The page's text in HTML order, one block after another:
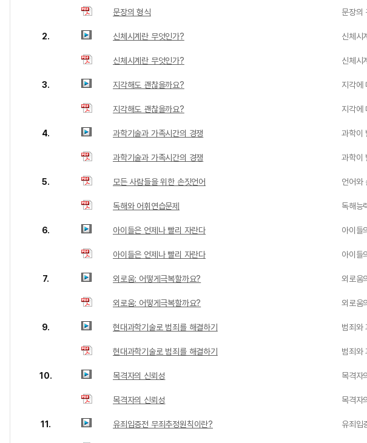
문장의 형식 문장의
2. 신체시계란 무엇인가? 신체시
신체시계란 무엇인가? 신체시
3. 지각해도 괜찮을까요? 지각에
지각해도 괜찮을까요? 지각에
4. 과학기술과 가족시간의 경쟁 과학이
과학기술과 가족시간의 경쟁 과학이
5. 모든 사람들을 위한 손짓언어 언어와
독해와 어휘연습문제 독해능
6. 아이들은 언제나 빨리 자란다 아이들
아이들은 언제나 빨리 자란다 아이들
7. 외로움: 어떻게극복할까요? 외로움
외로움: 어떻게극복할까요? 외로움
9. 현대과학기술로 범죄를 해결하기 범죄와
현대과학기술로 범죄를 해결하기 범죄와
10. 목격자의 신뢰성 목격자
목격자의 신뢰성 목격자
11. 유죄입증전 무죄추정원칙이란? 유죄입